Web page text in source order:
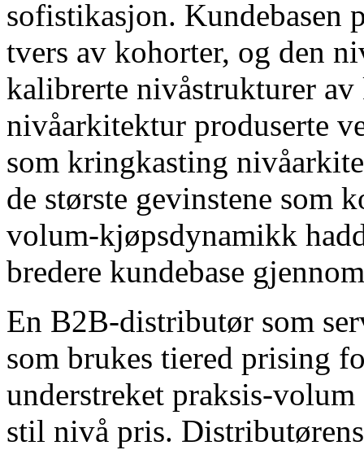
sofistikasjon. Kundebasen
tvers av kohorter, og den
kalibrerte nivåstrukturer
nivåarkitektur produserte
som kringkasting
de største gevinstene som
volum-kjøpsdynamikk
bredere kundebase
En B2B-distributør som
som brukes tiered prising
understreket praksis-
stil nivå pris.